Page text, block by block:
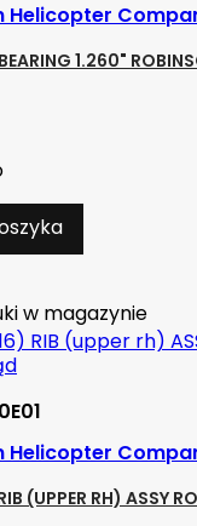
Helicopter
1.260"
w magazynie
Helicopter
(UPPER RH) ASSY